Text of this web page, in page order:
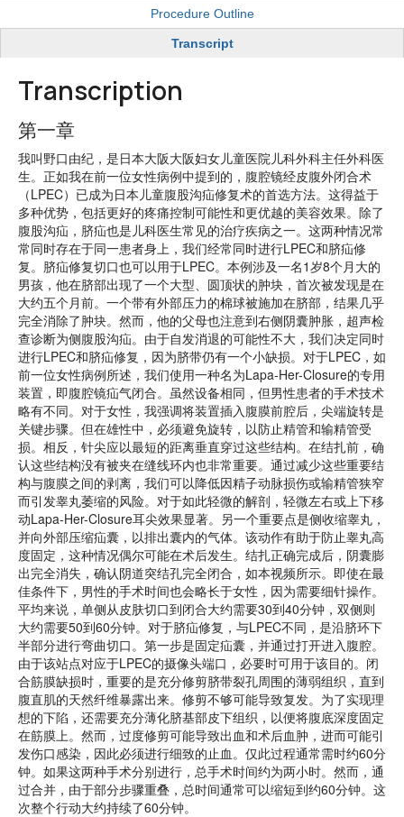
Procedure Outline
Transcript
Transcription
第一章
我叫野口由纪，是日本大阪大阪妇女儿童医院儿科外科主任外科医
生。正如我在前一位女性病例中提到的，腹腔镜经皮腹外闭合术
（LPEC）已成为日本儿童腹股沟疝修复术的首选方法。这得益于
多种优势，包括更好的疼痛控制可能性和更优越的美容效果。除了
腹股沟疝，脐疝也是儿科医生常见的治疗疾病之一。这两种情况常
常同时存在于同一患者身上，我们经常同时进行LPEC和脐疝修
复。脐疝修复切口也可以用于LPEC。本例涉及一名1岁8个月大的
男孩，他在脐部出现了一个大型、圆顶状的肿块，首次被发现是在
大约五个月前。一个带有外部压力的棉球被施加在脐部，结果几乎
完全消除了肿块。然而，他的父母也注意到右侧阴囊肿胀，超声检
查诊断为侧腹股沟疝。由于自发消退的可能性不大，我们决定同时
进行LPEC和脐疝修复，因为脐带仍有一个小缺损。对于LPEC，如
前一位女性病例所述，我们使用一种名为Lapa-Her-Closure的专用
装置，即腹腔镜疝气闭合。虽然设备相同，但男性患者的手术技术
略有不同。对于女性，我强调将装置插入腹膜前腔后，尖端旋转是
关键步骤。但在雄性中，必须避免旋转，以防止精管和输精管受
损。相反，针尖应以最短的距离垂直穿过这些结构。在结扎前，确
认这些结构没有被夹在缝线环内也非常重要。通过减少这些重要结
构与腹膜之间的剥离，我们可以降低因精子动脉损伤或输精管狭窄
而引发睾丸萎缩的风险。对于如此轻微的解剖，轻微左右或上下移
动Lapa-Her-Closure耳尖效果显著。另一个重要点是侧收缩睾丸，
并向外部压缩疝囊，以排出囊内的气体。该动作有助于防止睾丸高
度固定，这种情况偶尔可能在术后发生。结扎正确完成后，阴囊膨
出完全消失，确认阴道突结孔完全闭合，如本视频所示。即使在最
佳条件下，男性的手术时间也会略长于女性，因为需要细针操作。
平均来说，单侧从皮肤切口到闭合大约需要30到40分钟，双侧则
大约需要50到60分钟。对于脐疝修复，与LPEC不同，是沿脐环下
半部分进行弯曲切口。第一步是固定疝囊，并通过打开进入腹腔。
由于该站点对应于LPEC的摄像头端口，必要时可用于该目的。闭
合筋膜缺损时，重要的是充分修剪脐带裂孔周围的薄弱组织，直到
腹直肌的天然纤维暴露出来。修剪不够可能导致复发。为了实现理
想的下陷，还需要充分薄化脐基部皮下组织，以便将腹底深度固定
在筋膜上。然而，过度修剪可能导致出血和术后血肿，进而可能引
发伤口感染，因此必须进行细致的止血。仅此过程通常需时约60分
钟。如果这两种手术分别进行，总手术时间约为两小时。然而，通
过合并，由于部分步骤重叠，总时间通常可以缩短到约60分钟。这
次整个行动大约持续了60分钟。